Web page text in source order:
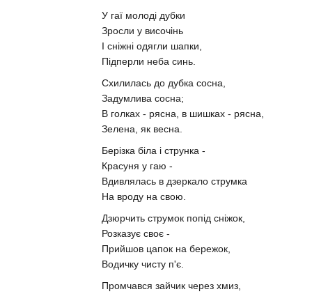
У гаї молоді дубки
Зросли у височінь
І сніжні одягли шапки,
Підперли неба синь.
Схилилась до дубка сосна,
Задумлива сосна;
В голках - рясна, в шишках - рясна,
Зелена, як весна.
Берізка біла і струнка -
Красуня у гаю -
Вдивлялась в дзеркало струмка
На вроду на свою.
Дзюрчить струмок попід сніжок,
Розказує своє -
Прийшов цапок на бережок,
Водичку чисту п'є.
Промчався зайчик через хмиз,